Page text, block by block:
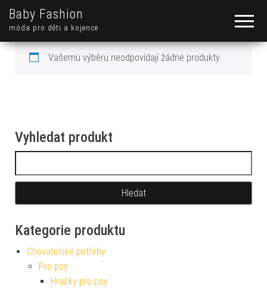
Baby Fashion
móda pro děti a kojence
Vašemu výběru neodpovídají žádné produkty.
Vyhledat produkt
Kategorie produktu
Chovatelské potřeby
Pro psy
Hračky pro psy